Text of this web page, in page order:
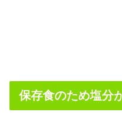
保存食のため塩分